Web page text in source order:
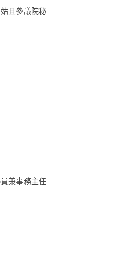
且參議院秘
兼事務主任